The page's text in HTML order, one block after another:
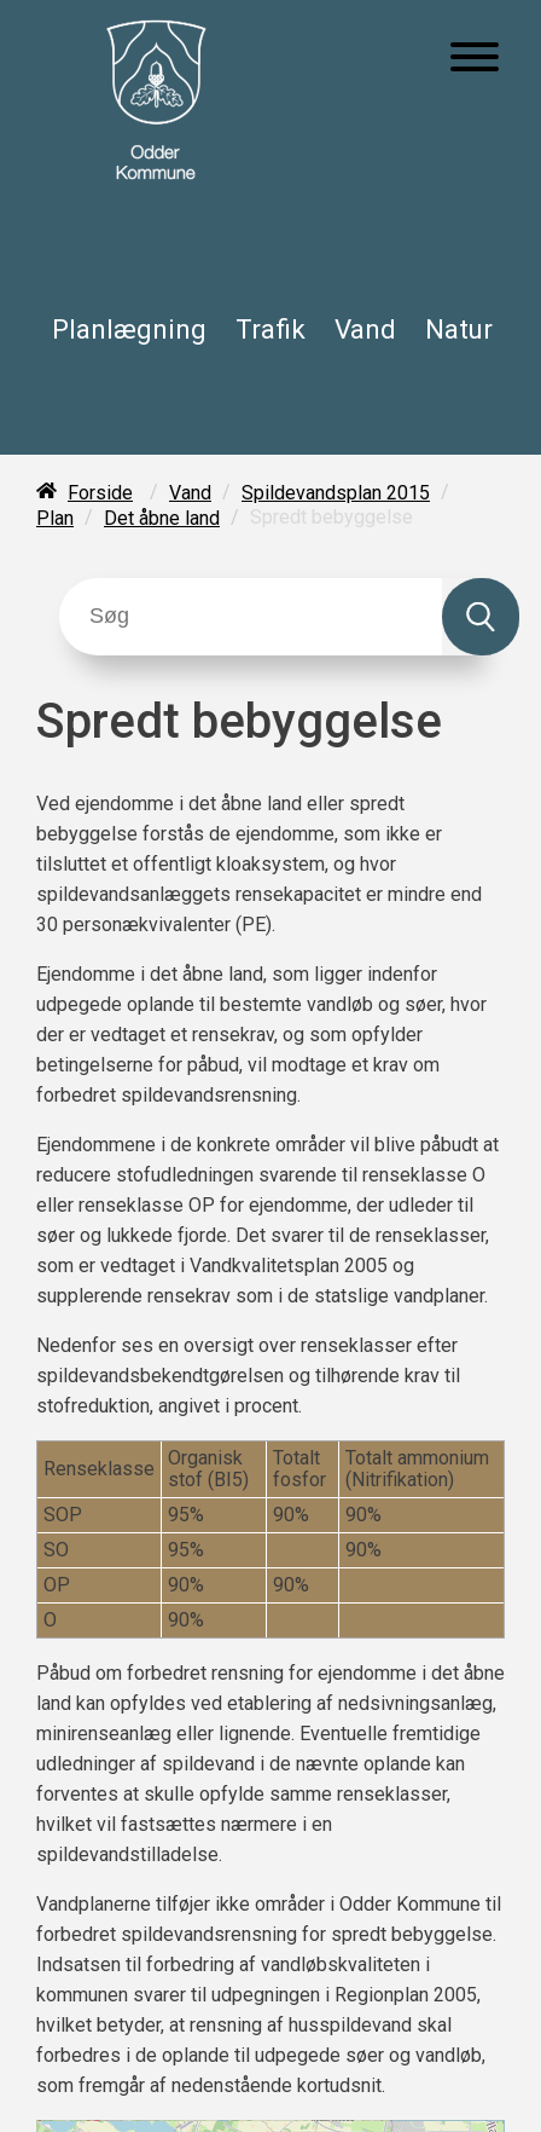
Planlægning Trafik Vand Natur
Forside / Vand / Spildevandsplan 2015 /
Plan / Det åbne land / Spredt bebyggelse
Spredt bebyggelse
Ved ejendomme i det åbne land eller spredt
bebyggelse forstås de ejendomme, som ikke er
tilsluttet et offentligt kloaksystem, og hvor
spildevandsanlæggets rensekapacitet er mindre end
30 personækvivalenter (PE).
Ejendomme i det åbne land, som ligger indenfor
udpegede oplande til bestemte vandløb og søer, hvor
der er vedtaget et rensekrav, og som opfylder
betingelserne for påbud, vil modtage et krav om
forbedret spildevandsrensning.
Ejendommene i de konkrete områder vil blive påbudt at
reducere stofudledningen svarende til renseklasse O
eller renseklasse OP for ejendomme, der udleder til
søer og lukkede fjorde. Det svarer til de renseklasser,
som er vedtaget i Vandkvalitetsplan 2005 og
supplerende rensekrav som i de statslige vandplaner.
Nedenfor ses en oversigt over renseklasser efter
spildevandsbekendtgørelsen og tilhørende krav til
stofreduktion, angivet i procent.
Renseklasse
Organisk
stof (BI5)
Totalt
fosfor
Totalt ammonium
(Nitrifikation)
SOP
95% 90%
90%
SO
95%
90%
OP
90%
90%
O
90%
Påbud om forbedret rensning for ejendomme i det åbne
land kan opfyldes ved etablering af nedsivningsanlæg,
minirenseanlæg eller lignende. Eventuelle fremtidige
udledninger af spildevand i de nævnte oplande kan
forventes at skulle opfylde samme renseklasser,
hvilket vil fastsættes nærmere i en
spildevandstilladelse.
Vandplanerne tilføjer ikke områder i Odder Kommune til
forbedret spildevandsrensning for spredt bebyggelse.
Indsatsen til forbedring af vandløbskvaliteten i
kommunen svarer til udpegningen i Regionplan 2005,
hvilket betyder, at rensning af husspildevand skal
forbedres i de oplande til udpegede søer og vandløb,
som fremgår af nedenstående kortudsnit.